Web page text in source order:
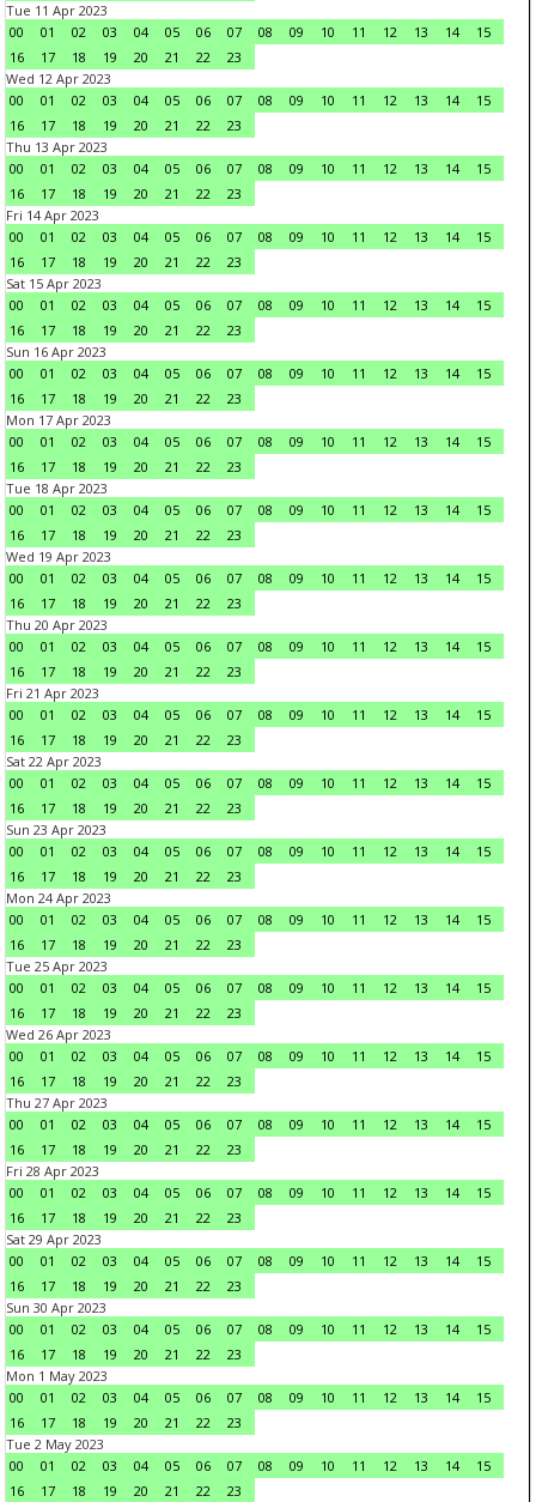
Tue 11 Apr 2023
00
01 02 03 04 05 06 07 08 09 10 11 12 13 14
15
16
17 18 19 20 21 22
23
Wed 12 Apr 2023
00
01 02 03 04 05 06 07 08 09 10 11 12 13 14
15
16
17 18 19 20 21 22
23
Thu 13 Apr 2023
00
01 02 03 04 05 06 07 08 09 10 11 12 13 14
15
16
17 18 19 20 21 22
23
Fri 14 Apr 2023
00
01 02 03 04 05 06 07 08 09 10 11 12 13 14
15
16
17 18 19 20 21 22
23
Sat 15 Apr 2023
00
01 02 03 04 05 06 07 08 09 10 11 12 13 14
15
16
17 18 19 20 21 22
23
Sun 16 Apr 2023
00
01 02 03 04 05 06 07 08 09 10 11 12 13 14
15
16
17 18 19 20 21 22
23
Mon 17 Apr 2023
00
01 02 03 04 05 06 07 08 09 10 11 12 13 14
15
16
17 18 19 20 21 22
23
Tue 18 Apr 2023
00
01 02 03 04 05 06 07 08 09 10 11 12 13 14
15
16
17 18 19 20 21 22
23
Wed 19 Apr 2023
00
01 02 03 04 05 06 07 08 09 10 11 12 13 14
15
16
17 18 19 20 21 22
23
Thu 20 Apr 2023
00
01 02 03 04 05 06 07 08 09 10 11 12 13 14
15
16
17 18 19 20 21 22
23
Fri 21 Apr 2023
00
01 02 03 04 05 06 07 08 09 10 11 12 13 14
15
16
17 18 19 20 21 22
23
Sat 22 Apr 2023
00
01 02 03 04 05 06 07 08 09 10 11 12 13 14
15
16
17 18 19 20 21 22
23
Sun 23 Apr 2023
00
01 02 03 04 05 06 07 08 09 10 11 12 13 14
15
16
17 18 19 20 21 22
23
Mon 24 Apr 2023
00
01 02 03 04 05 06 07 08 09 10 11 12 13 14
15
16
17 18 19 20 21 22
23
Tue 25 Apr 2023
00
01 02 03 04 05 06 07 08 09 10 11 12 13 14
15
16
17 18 19 20 21 22
23
Wed 26 Apr 2023
00
01 02 03 04 05 06 07 08 09 10 11 12 13 14
15
16
17 18 19 20 21 22
23
Thu 27 Apr 2023
00
01 02 03 04 05 06 07 08 09 10 11 12 13 14
15
16
17 18 19 20 21 22
23
Fri 28 Apr 2023
00
01 02 03 04 05 06 07 08 09 10 11 12 13 14
15
16
17 18 19 20 21 22
23
Sat 29 Apr 2023
00
01 02 03 04 05 06 07 08 09 10 11 12 13 14
15
16
17 18 19 20 21 22
23
Sun 30 Apr 2023
00
01 02 03 04 05 06 07 08 09 10 11 12 13 14
15
16
17 18 19 20 21 22
23
Mon 1 May 2023
00
01 02 03 04 05 06 07 08 09 10 11 12 13 14
15
16
17 18 19 20 21 22
23
Tue 2 May 2023
00
01 02 03 04 05 06 07 08 09 10 11 12 13 14
15
16
17 18 19 20 21 22
23